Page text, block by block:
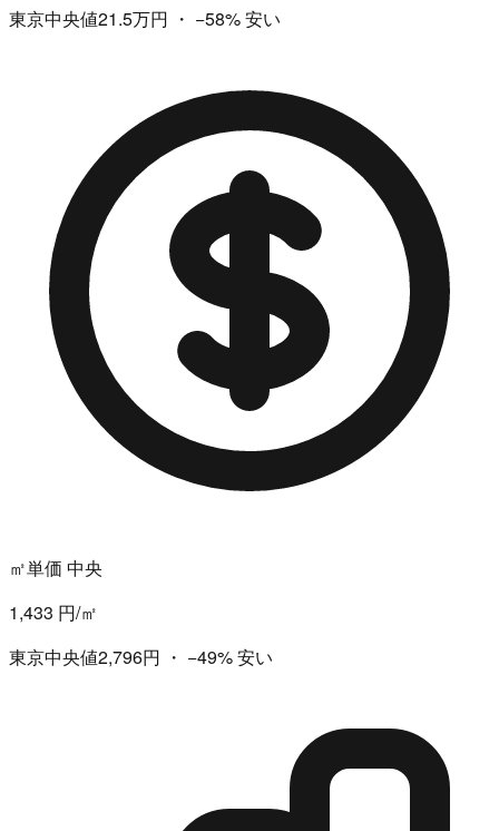
東京中央値21.5万円 ・ −58%安い
㎡単価 中央
1,433 円/㎡
東京中央値2,796円 ・ −49%安い